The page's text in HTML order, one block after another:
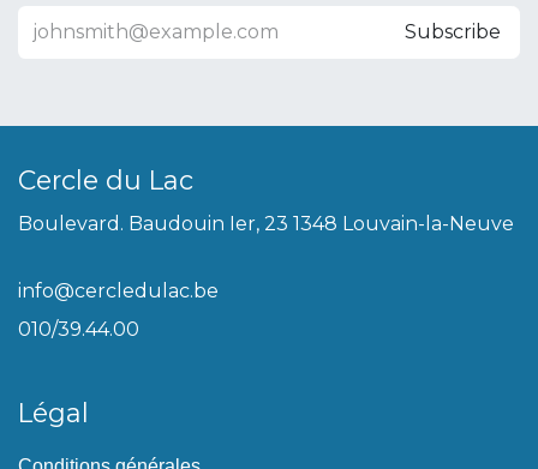
Subscribe
Cercle du Lac
Boulevard. Baudouin Ier, 23 1348 Louvain-la-Neuve
info@cercledulac.be
010/39.44.00
Légal